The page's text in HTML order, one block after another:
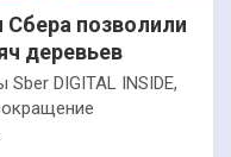
позволили
деревьев
DIGITAL INSIDE,